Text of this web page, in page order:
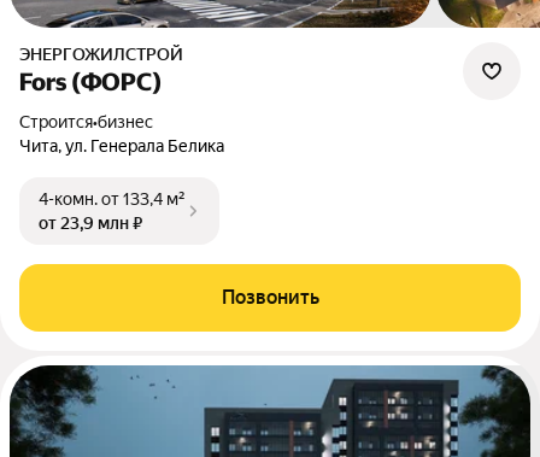
ЭНЕРГОЖИЛСТРОЙ
Fors (ФОРС)
Строится•бизнес
Чита, ул. Генерала Белика
4-комн.от 133,4 м²
от 23,9 млн ₽
Позвонить